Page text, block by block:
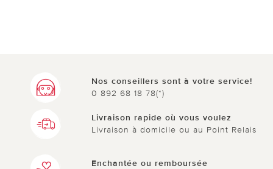
Nos conseillers sont à votre service!
0 892 68 18 78(*)
Livraison rapide où vous voulez
Livraison à domicile ou au Point Relais
Enchantée ou remboursée